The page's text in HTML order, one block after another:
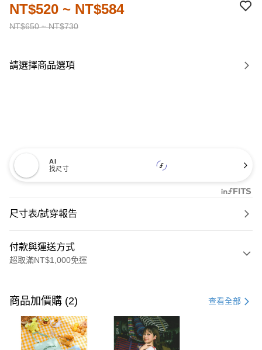
NT$650 ~ NT$730
NT$520 ~ NT$584
請選擇商品選項
AI
找尺寸
尺寸表/試穿報告
付款與運送方式
超取滿NT$1,000免運
信用卡一次付款
購物金
超商取貨付款
商品加價購 (2) 查看全部